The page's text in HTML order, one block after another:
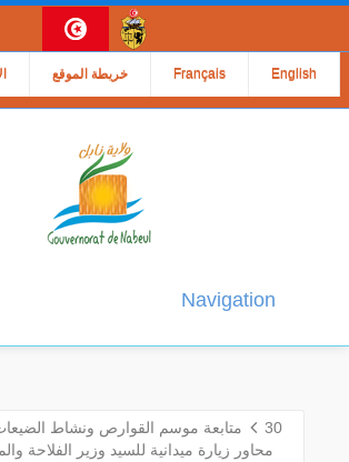
خريطة الموقع Français English
Navigation
30
متابعة موسم القوارص ونشاط الضيعات
محاور زيارة ميدانية للسيد وزير الفلاحة